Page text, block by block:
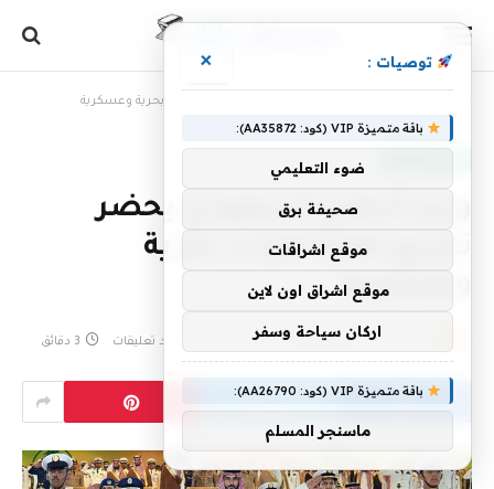
وزير الدفاع السعودي يحضر تخريج طلبة كليات بحرية وعسكرية
وزير الدفاع السعودي يحضر
تخريج طلبة كليات بحرية
وعسكرية
eshrag 16 مارس، 2023 لا توجد تعليقات 3 دقائق
توصيات : ×
باقة متميزة VIP (كود: AA35872):
ضوء التعليمي
صحيفة برق
موقع اشراقات
موقع اشراق اون لاين
اركان سياحة وسفر
باقة متميزة VIP (كود: AA26790):
ماسنجر المسلم